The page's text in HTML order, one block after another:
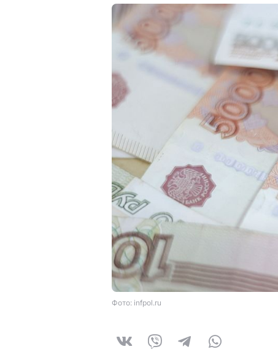
Фото: infpol.ru